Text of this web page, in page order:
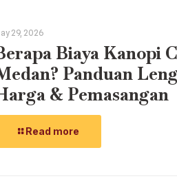
29, 2026
Biaya Kanopi
Panduan
& Pemasangan
Read more